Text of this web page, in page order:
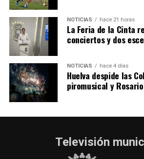
NOTICIAS hace 21 horas
La Feria de la Cinta
conciertos y dos
NOTICIAS hace 4 días
Huelva despide las
piromusical y
Televisión